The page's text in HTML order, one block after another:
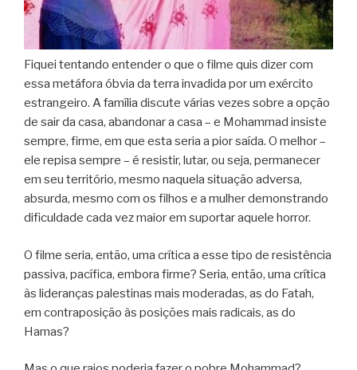
Fiquei tentando entender o que o filme quis dizer com
essa metáfora óbvia da terra invadida por um exército
estrangeiro. A família discute várias vezes sobre a opção
de sair da casa, abandonar a casa – e Mohammad insiste
sempre, firme, em que esta seria a pior saída. O melhor –
ele repisa sempre – é resistir, lutar, ou seja, permanecer
em seu território, mesmo naquela situação adversa,
absurda, mesmo com os filhos e a mulher demonstrando
dificuldade cada vez maior em suportar aquele horror.
O filme seria, então, uma crítica a esse tipo de resistência
passiva, pacífica, embora firme? Seria, então, uma crítica
às lideranças palestinas mais moderadas, as do Fatah,
em contraposição às posições mais radicais, as do
Hamas?